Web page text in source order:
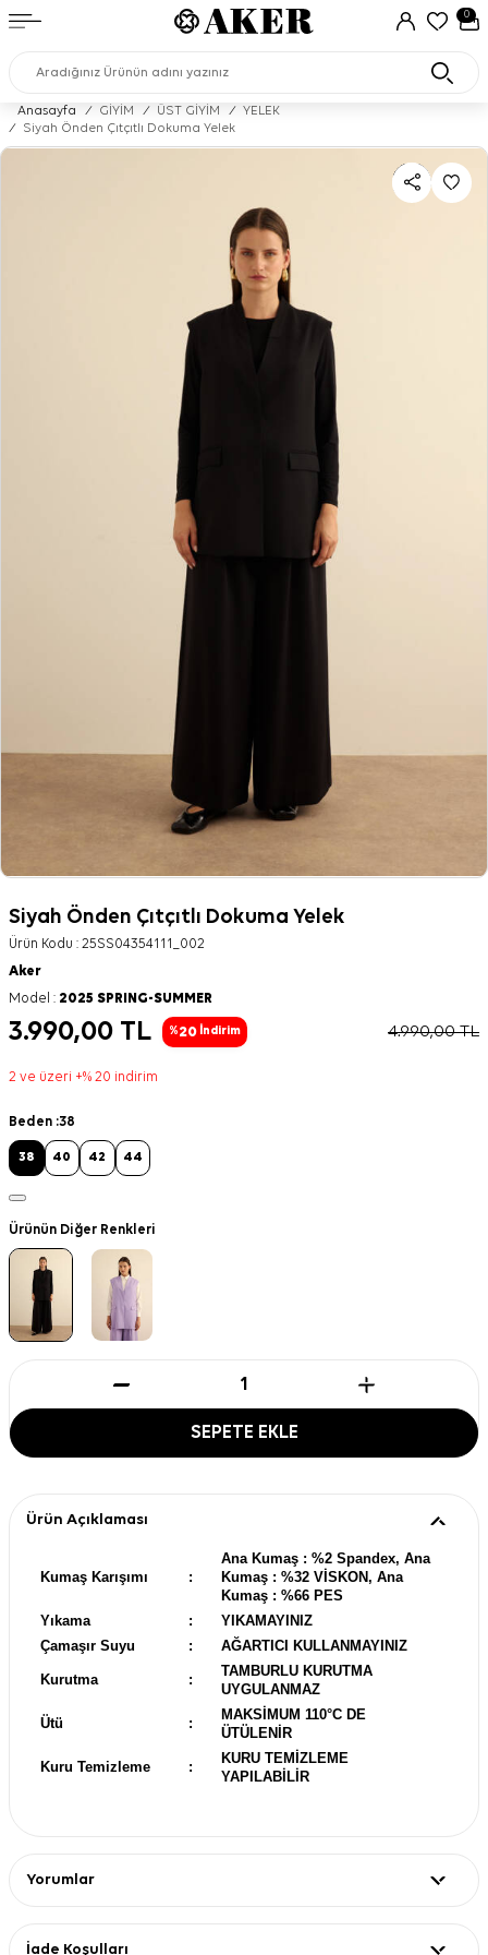
0
Anasayfa / GİYİM / ÜST GİYİM /
YELEK
/
Siyah Önden Çıtçıtlı Dokuma Yelek
Siyah Önden Çıtçıtlı Dokuma Yelek
Ürün Kodu : 25SS04354111_002
Aker
Model : 2025 SPRING-SUMMER
3.990,00 TL %20 İndirim 4.990,00TL
2 ve üzeri +% 20 indirim
Beden :38
38 40 42 44
Ürünün Diğer Renkleri
SEPETE EKLE
Ürün Açıklaması
Kumaş Karışımı :
Ana Kumaş : %2 Spandex, Ana
Kumaş : %32 VİSKON, Ana
Kumaş : %66 PES
Yıkama
:
YIKAMAYINIZ
Çamaşır Suyu
: AĞARTICI KULLANMAYINIZ
Kurutma :
TAMBURLU KURUTMA
UYGULANMAZ
Ütü :
MAKSİMUM 110°C DE
ÜTÜLENİR
Kuru Temizleme :
KURU TEMİZLEME
YAPILABİLİR
Yorumlar
İade Koşulları